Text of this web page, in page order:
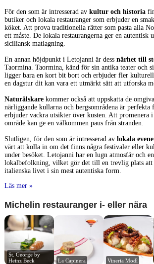
För den som är intresserad av kultur och historia
butiker och lokala restauranger som erbjuder en
köket. Att prova traditionella rätter som pasta alla
ett måste. De lokala restaurangerna ger en autentisk
siciliansk matlagning.
En annan höjdpunkt i Letojanni är dess närhet till
Taormina. Taormina, känd för sin antika teater och
ligger bara en kort bit bort och erbjuder fler
en dagstur dit kan vara ett utmärkt sätt att utforska
Naturälskarekommer också att uppskatta de
närliggande kullarna och bergsområdena är perfekta
erbjuder vackra utsikter över kusten. Att promenera i
område kan ge en välkommen paus från stranden.
Slutligen, för den som är intresserad av lokala
värt att kolla in om det finns några festivaler eller
under besöket. Letojanni har en lugn atmosfär och
lokalbefolkning, vilket gör det till en trevlig plats att
italienska livet i sin mest autentiska form.
Läs mer »
Michelin restauranger i- eller nära
St. George by
Heinz Beck
La Capinera Vineria Modì